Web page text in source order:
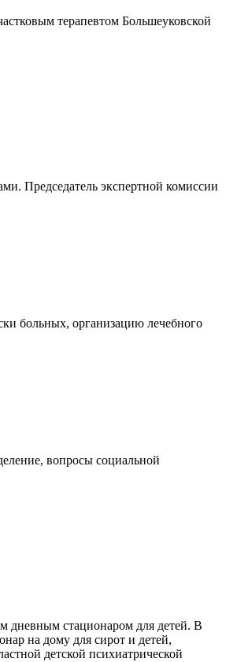
терапевтом Большеуковской
Председатель экспертной комиссии
больных, организацию лечебного
вопросы социальной
дневным стационаром для детей. В
на дому для сирот и детей,
детской психиатрической